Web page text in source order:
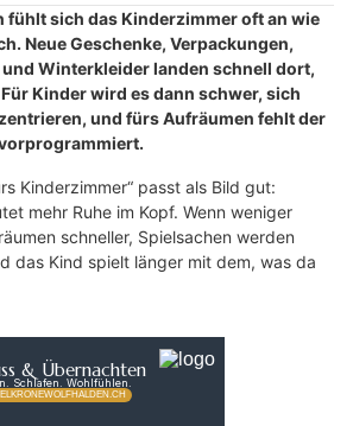
fühlt sich das Kinderzimmer oft an wie
Neue Geschenke, Verpackungen,
und Winterkleider landen schnell dort,
Kinder wird es dann schwer, sich
und fürs Aufräumen fehlt der
Kinderzimmer“ passt als Bild gut:
mehr Ruhe im Kopf. Wenn weniger
schneller, Spielsachen werden
das Kind spielt länger mit dem, was da